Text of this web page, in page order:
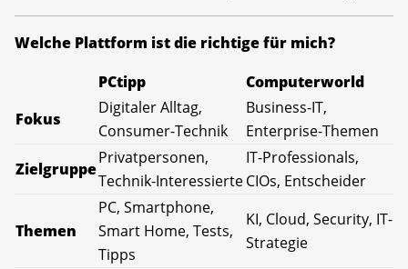
Welche Plattform ist die richtige für mich?
PCtipp
Computerworld
Fokus
Digitaler Alltag,
Consumer-Technik
Business-IT,
Enterprise-Themen
Zielgruppe
Privatpersonen,
Technik-Interessierte
IT-Professionals,
CIOs, Entscheider
Themen
PC, Smartphone,
Smart Home, Tests,
Tipps
KI, Cloud, Security, IT-
Strategie